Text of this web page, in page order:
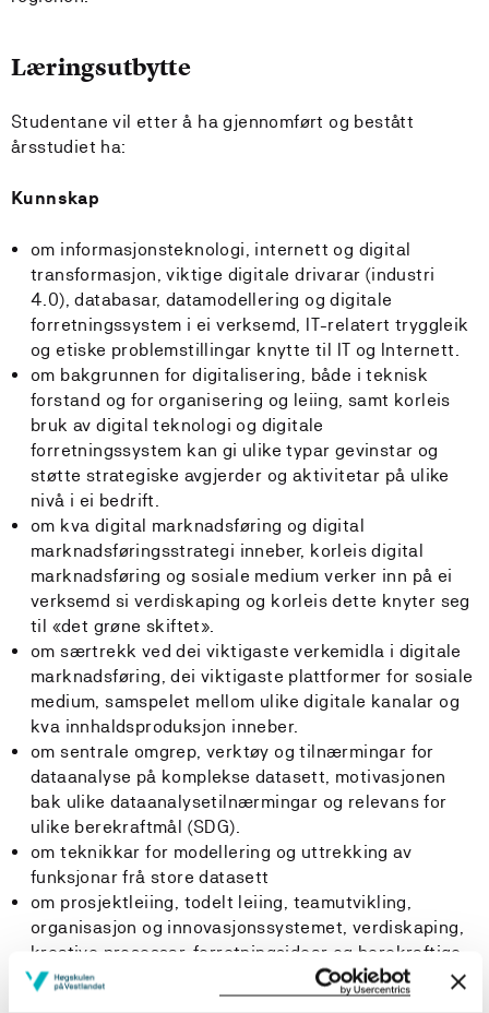
Læringsutbytte
Studentane vil etter å ha gjennomført og bestått
årsstudiet ha:
Kunnskap
om informasjonsteknologi, internett og digital
transformasjon, viktige digitale drivarar (industri
4.0), databasar, datamodellering og digitale
forretningssystem i ei verksemd, IT-relatert tryggleik
og etiske problemstillingar knytte til IT og Internett.
om bakgrunnen for digitalisering, både i teknisk
forstand og for organisering og leiing, samt korleis
bruk av digital teknologi og digitale
forretningssystem kan gi ulike typar gevinstar og
støtte strategiske avgjerder og aktivitetar på ulike
nivå i ei bedrift.
om kva digital marknadsføring og digital
marknadsføringsstrategi inneber, korleis digital
marknadsføring og sosiale medium verker inn på ei
verksemd si verdiskaping og korleis dette knyter seg
til «det grøne skiftet».
om særtrekk ved dei viktigaste verkemidla i digitale
marknadsføring, dei viktigaste plattformer for sosiale
medium, samspelet mellom ulike digitale kanalar og
kva innhaldsproduksjon inneber.
om sentrale omgrep, verktøy og tilnærmingar for
dataanalyse på komplekse datasett, motivasjonen
bak ulike dataanalysetilnærmingar og relevans for
ulike berekraftmål (SDG).
om teknikkar for modellering og uttrekking av
funksjonar frå store datasett
om prosjektleiing, todelt leiing, teamutvikling,
organisasjon og innovasjonssystemet, verdiskaping,
kreative prosessar, forretningsidear og berekraftige
forretningsmodellar og innovasjonsstrategiar i
eksisterande og nye verksemder.